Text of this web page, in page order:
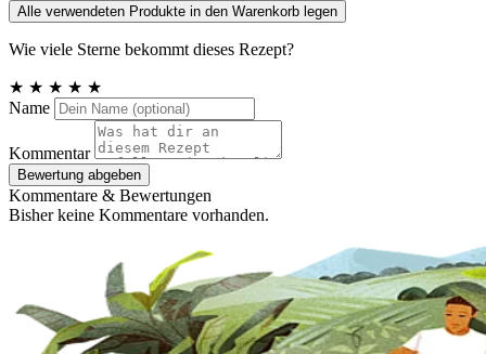
Alle verwendeten Produkte in den Warenkorb legen
Wie viele Sterne bekommt dieses Rezept?
★ ★ ★ ★ ★
Name
Kommentar
Bewertung abgeben
Kommentare & Bewertungen
Bisher keine Kommentare vorhanden.